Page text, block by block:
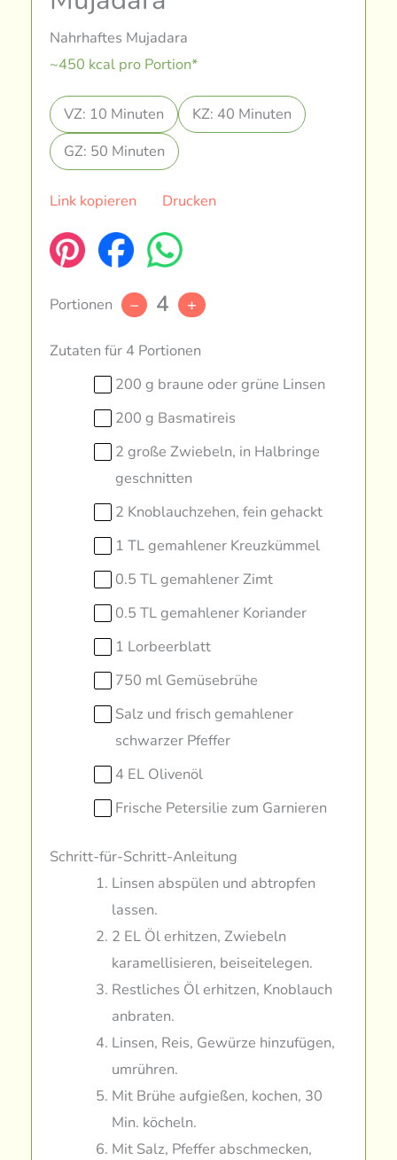
Nahrhaftes Mujadara
~450 kcal pro Portion*
VZ: 10 Minuten
KZ: 40 Minuten
GZ: 50 Minuten
Link kopieren Drucken
Portionen – 4 +
Zutaten für 4 Portionen
200 g braune oder grüne Linsen
200 g Basmatireis
2 große Zwiebeln, in Halbringe
geschnitten
2 Knoblauchzehen, fein gehackt
1 TL gemahlener Kreuzkümmel
0.5 TL gemahlener Zimt
0.5 TL gemahlener Koriander
1 Lorbeerblatt
750 ml Gemüsebrühe
Salz und frisch gemahlener
schwarzer Pfeffer
4 EL Olivenöl
Frische Petersilie zum Garnieren
Schritt-für-Schritt-Anleitung
Linsen abspülen und abtropfen
lassen.
2 EL Öl erhitzen, Zwiebeln
karamellisieren, beiseitelegen.
Restliches Öl erhitzen, Knoblauch
anbraten.
Linsen, Reis, Gewürze hinzufügen,
umrühren.
Mit Brühe aufgießen, kochen, 30
Min. köcheln.
Mit Salz, Pfeffer abschmecken,